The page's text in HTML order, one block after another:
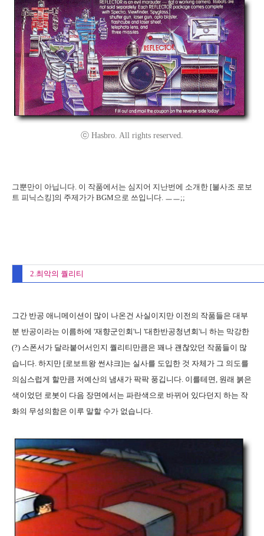
ⓒ Hasbro. All rights reserved.
그뿐만이 아닙니다. 이 작품에서는 심지어 지난번에 소개한 [불사조 로보
트 피닉스킹]의 주제가가 BGM으로 쓰입니다. ㅡㅡ;;
2.최악의 퀄리티
그간 반공 애니메이션이 많이 나온건 사실이지만 이전의 작품들은 대부
분 반공이라는 이름하에 '재향군인회'니 '대한반공청년회'니 하는 막강한
(?) 스폰서가 달라붙어서인지 퀄리티만큼은 꽤나 괜찮았던 작품들이 많
습니다. 하지만 [로보트왕 썬샤크]는 실사를 도입한 것 자체가 그 의도를
의심스럽게 할만큼 저예산의 냄새가 팍팍 풍깁니다. 이를테면, 원래 붉은
색이었던 로봇이 다음 장면에서는 파란색으로 바뀌어 있다던지 하는 작
화의 무성의함은 이루 말할 수가 없습니다.